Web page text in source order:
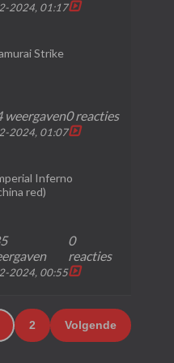
2024, 01:17
Strike
weergaven0 reacties
2024, 01:07
Inferno
red)
0
reacties
2024, 00:55
2 Volgende